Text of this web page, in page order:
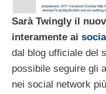
Sarà Twingly il
interamente ai
dal blog ufficiale del
possibile seguire gli
nei social network